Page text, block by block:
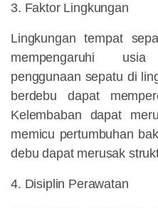
3. Faktor Lingkungan
Lingkungan tempat
mempengaruhi
penggunaan sepatu di
berdebu dapat
Kelembaban dapat
memicu pertumbuhan
debu dapat merusak
4. Disiplin Perawatan